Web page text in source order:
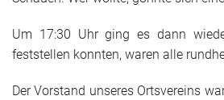
Um 17:30 Uhr ging es dann
feststellen konnten, waren alle
Der Vorstand unseres Ortsvereins